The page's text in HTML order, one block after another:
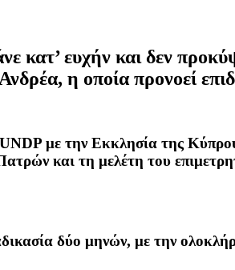
κατ’ ευχήν και δεν
η οποία προνοεί
με την Εκκλησία της
και τη μελέτη του
δύο μηνών, με την